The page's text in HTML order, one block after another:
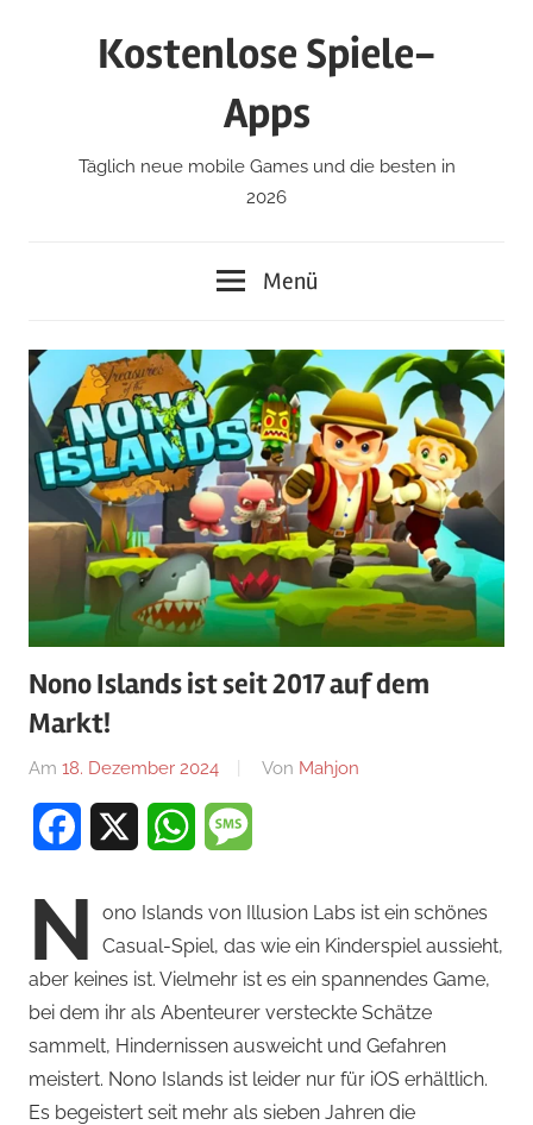
Kostenlose Spiele-
Apps
Täglich neue mobile Games und die besten in
2026
Menü
Nono Islands ist seit 2017 auf dem
Markt!
Am 18. Dezember 2024 Von Mahjon
News
Facebook WhatsApp
N
ono Islands von Illusion Labs ist ein schönes
Casual-Spiel, das wie ein Kinderspiel aussieht,
aber keines ist. Vielmehr ist es ein spannendes Game,
bei dem ihr als Abenteurer versteckte Schätze
sammelt, Hindernissen ausweicht und Gefahren
meistert. Nono Islands ist leider nur für iOS erhältlich.
Es begeistert seit mehr als sieben Jahren die